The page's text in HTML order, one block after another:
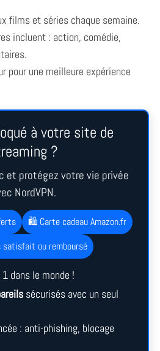
films et séries chaque semaine.
incluent : action, comédie,
pour une meilleure expérience
à votre site de
?
et protégez votre vie privée
NordVPN.
🛍️ Carte cadeau Amazon.fr
ou remboursé
1 dans le monde !
sécurisés avec un seul
: anti-phishing, blocage